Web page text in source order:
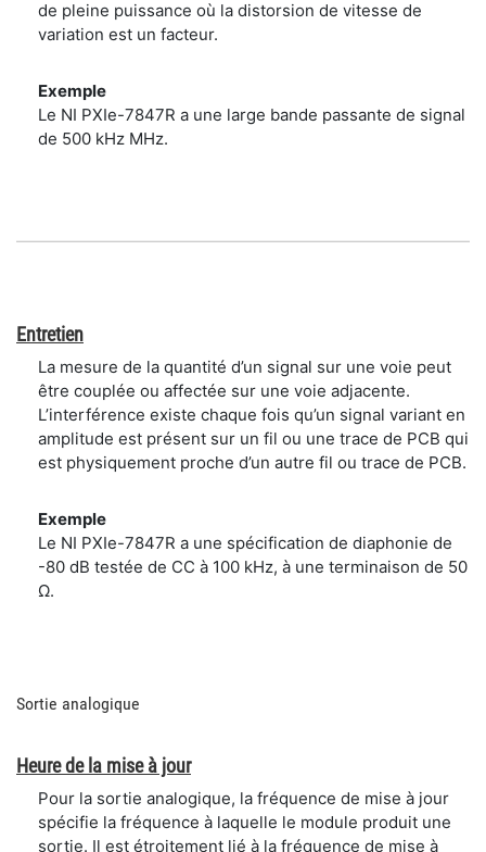
de pleine puissance où la distorsion de vitesse de
variation est un facteur.
Exemple
Le NI PXIe-7847R a une large bande passante de signal
de 500 kHz MHz.
Entretien
La mesure de la quantité d’un signal sur une voie peut
être couplée ou affectée sur une voie adjacente.
L’interférence existe chaque fois qu’un signal variant en
amplitude est présent sur un fil ou une trace de PCB qui
est physiquement proche d’un autre fil ou trace de PCB.
Exemple
Le NI PXIe-7847R a une spécification de diaphonie de
-80 dB testée de CC à 100 kHz, à une terminaison de 50
Ω.
Sortie analogique
Heure de la mise à jour
Pour la sortie analogique, la fréquence de mise à jour
spécifie la fréquence à laquelle le module produit une
sortie. Il est étroitement lié à la fréquence de mise à